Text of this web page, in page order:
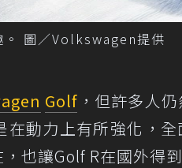
。 圖／Volkswagen提供
Golf ，但許多人
在動力上有所強化，
也讓Golf R在國外得